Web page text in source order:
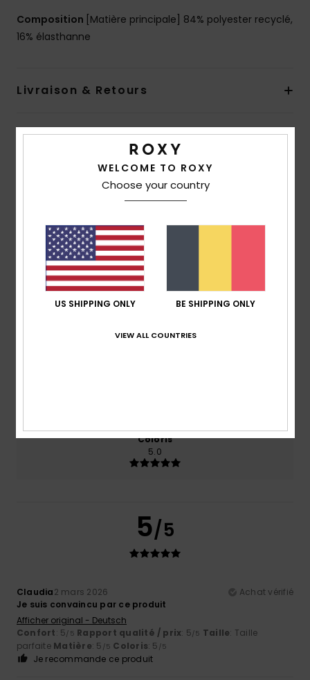
Composition [Matière principale] 84% polyester recyclé,
16% élasthanne
Livraison & Retours
Note moyenne
5.0
basé sur1 avis vérifiés
100% de nos clients recommandent ce produit
Coloris
5.0
5/5
Claudia2 mars 2026
Achat vérifié
Je suis convaincu par ce produit
Afficher original - Deutsch
Confort: 5/5 Rapport qualité / prix: 5/5 Taille: Taille
parfaite Matière: 5 /5 Coloris: 5 /5
Je recommande ce produit
WELCOME TO ROXY
Choose your country
US SHIPPING ONLY BE SHIPPING ONLY
VIEW ALL COUNTRIES